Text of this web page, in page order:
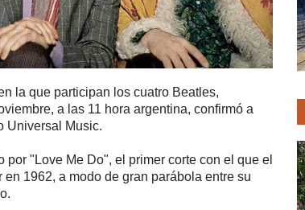
la que participan los cuatro Beatles,
a las 11 hora argentina, confirmó a
Universal Music.
"Love Me Do", el primer corte con el que el
1962, a modo de gran parábola entre su